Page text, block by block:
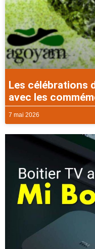
Les célébrations
avec les
7 mai 2026